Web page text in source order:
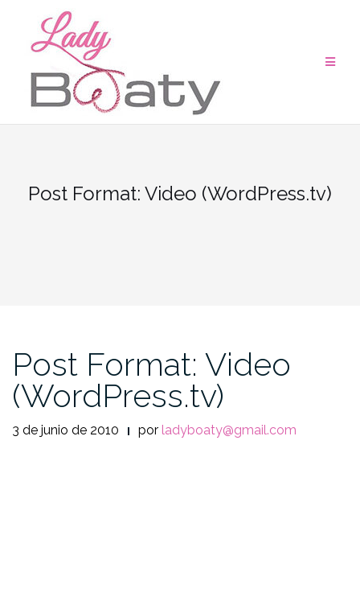
contenido
Post Format: Video (WordPress.tv)
Post Format: Video
(WordPress.tv)
3 de junio de 2010 por ladyboaty@gmail.com